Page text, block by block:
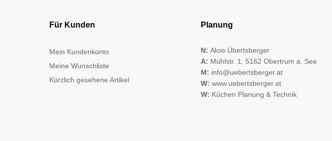
Für Kunden
Mein Kundenkonto
Meine Wunschliste
Kürzlich gesehene Artikel
Planung
N: Alois Übertsberger
A: Mühlstr. 1, 5162 Obertrum a. See
M: info@uebertsberger.at
W: www.uebertsberger.at
W: Küchen Planung & Technik